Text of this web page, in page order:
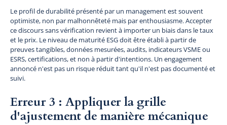
Le profil de durabilité présenté par un management est souvent
optimiste, non par malhonnêteté mais par enthousiasme. Accepter
ce discours sans vérification revient à importer un biais dans le taux
et le prix. Le niveau de maturité ESG doit être établi à partir de
preuves tangibles, données mesurées, audits, indicateurs VSME ou
ESRS, certifications, et non à partir d'intentions. Un engagement
annoncé n'est pas un risque réduit tant qu'il n'est pas documenté et
suivi.
Erreur 3 : Appliquer la grille
d'ajustement de manière mécanique